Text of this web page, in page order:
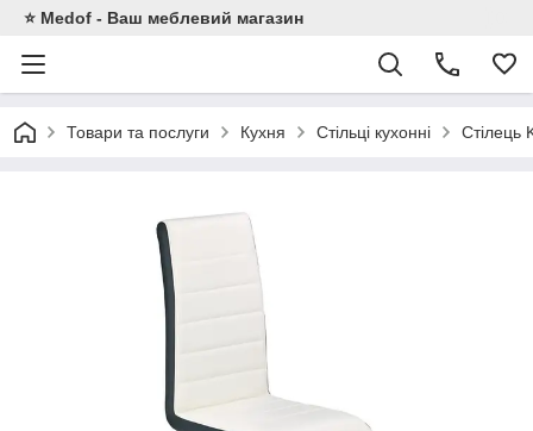
⭐ Medof - Ваш меблевий магазин
Товари та послуги Кухня Стільці кухонні Стілець